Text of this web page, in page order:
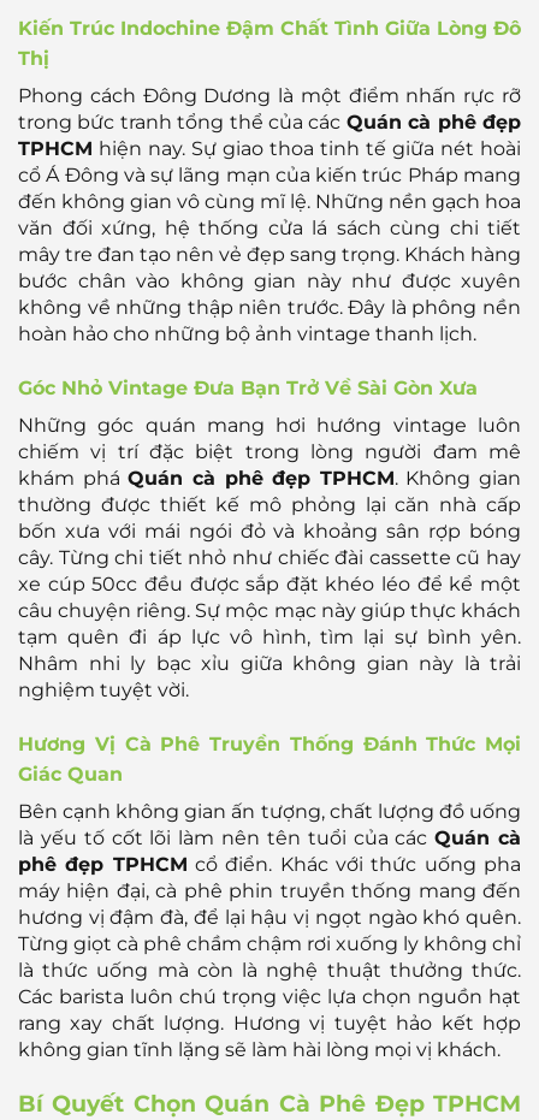
Kiến Trúc Indochine Đậm Chất Tình Giữa Lòng Đô
Thị
Phong cách Đông Dương là một điểm nhấn rực rỡ
trong bức tranh tổng thể của các Quán cà phê đẹp
TPHCM hiện nay. Sự giao thoa tinh tế giữa nét hoài
cổ Á Đông và sự lãng mạn của kiến trúc Pháp mang
đến không gian vô cùng mĩ lệ. Những nền gạch hoa
văn đối xứng, hệ thống cửa lá sách cùng chi tiết
mây tre đan tạo nên vẻ đẹp sang trọng. Khách hàng
bước chân vào không gian này như được xuyên
không về những thập niên trước. Đây là phông nền
hoàn hảo cho những bộ ảnh vintage thanh lịch.
Góc Nhỏ Vintage Đưa Bạn Trở Về Sài Gòn Xưa
Những góc quán mang hơi hướng vintage luôn
chiếm vị trí đặc biệt trong lòng người đam mê
khám pháQuán cà phê đẹp TPHCM. Không gian
thường được thiết kế mô phỏng lại căn nhà cấp
bốn xưa với mái ngói đỏ và khoảng sân rợp bóng
cây. Từng chi tiết nhỏ như chiếc đài cassette cũ hay
xe cúp 50cc đều được sắp đặt khéo léo để kể một
câu chuyện riêng. Sự mộc mạc này giúp thực khách
tạm quên đi áp lực vô hình, tìm lại sự bình yên.
Nhâm nhi ly bạc xỉu giữa không gian này là trải
nghiệm tuyệt vời.
Hương Vị Cà Phê Truyền Thống Đánh Thức Mọi
Giác Quan
Bên cạnh không gian ấn tượng, chất lượng đồ uống
là yếu tố cốt lõi làm nên tên tuổi của cácQuán cà
phê đẹp TPHCM cổ điển. Khác với thức uống pha
máy hiện đại, cà phê phin truyền thống mang đến
hương vị đậm đà, để lại hậu vị ngọt ngào khó quên.
Từng giọt cà phê chầm chậm rơi xuống ly không chỉ
là thức uống mà còn là nghệ thuật thưởng thức.
Các barista luôn chú trọng việc lựa chọn nguồn hạt
rang xay chất lượng. Hương vị tuyệt hảo kết hợp
không gian tĩnh lặng sẽ làm hài lòng mọi vị khách.
Bí Quyết Chọn Quán Cà Phê Đẹp TPHCM